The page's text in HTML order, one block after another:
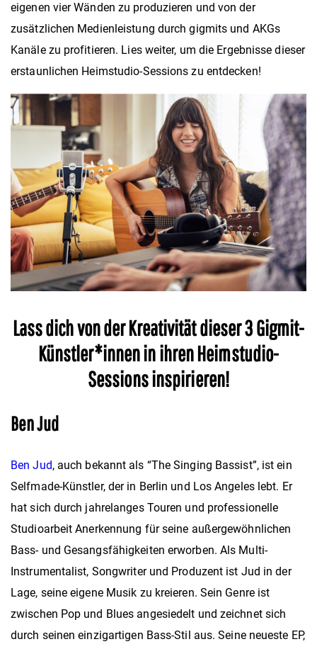
eigenen vier Wänden zu produzieren und von der
zusätzlichen Medienleistung durch gigmits und AKGs
Kanäle zu profitieren. Lies weiter, um die Ergebnisse dieser
erstaunlichen Heimstudio-Sessions zu entdecken!
Lass dich von der Kreativität dieser 3 Gigmit-
Künstler*innen in ihren Heimstudio-
Sessions inspirieren!
Ben Jud
Ben Jud, auch bekannt als “The Singing Bassist”, ist ein
Selfmade-Künstler, der in Berlin und Los Angeles lebt. Er
hat sich durch jahrelanges Touren und professionelle
Studioarbeit Anerkennung für seine außergewöhnlichen
Bass- und Gesangsfähigkeiten erworben. Als Multi-
Instrumentalist, Songwriter und Produzent ist Jud in der
Lage, seine eigene Musik zu kreieren. Sein Genre ist
zwischen Pop und Blues angesiedelt und zeichnet sich
durch seinen einzigartigen Bass-Stil aus. Seine neueste EP,